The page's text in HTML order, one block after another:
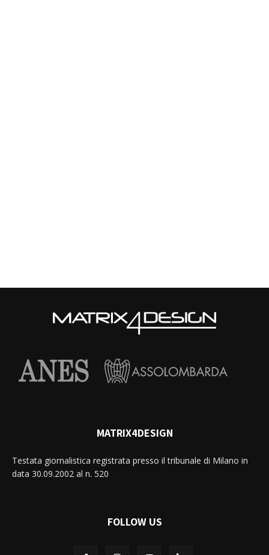
MATRIX4DESIGN
Testata giornalistica registrata presso il tribunale di Milano in
data 30.09.2002 al n. 520
FOLLOW US